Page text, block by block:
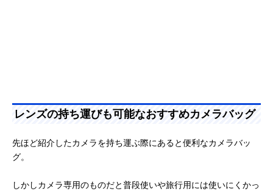
レンズの持ち運びも可能なおすすめカメラバッグ
先ほど紹介したカメラを持ち運ぶ際にあると便利なカメラバッ
グ。
しかしカメラ専用のものだと普段使いや旅行用には使いにくかっ